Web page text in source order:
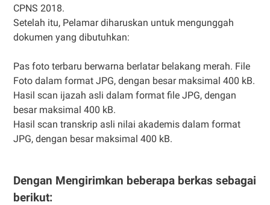
CPNS 2018.
Setelah itu, Pelamar diharuskan untuk mengunggah
dokumen yang dibutuhkan:
Pas foto terbaru berwarna berlatar belakang merah. File
Foto dalam format JPG, dengan besar maksimal 400 kB.
Hasil scan ijazah asli dalam format file JPG, dengan
besar maksimal 400 kB.
Hasil scan transkrip asli nilai akademis dalam format
JPG, dengan besar maksimal 400 kB.
Dengan Mengirimkan beberapa berkas sebagai
berikut: